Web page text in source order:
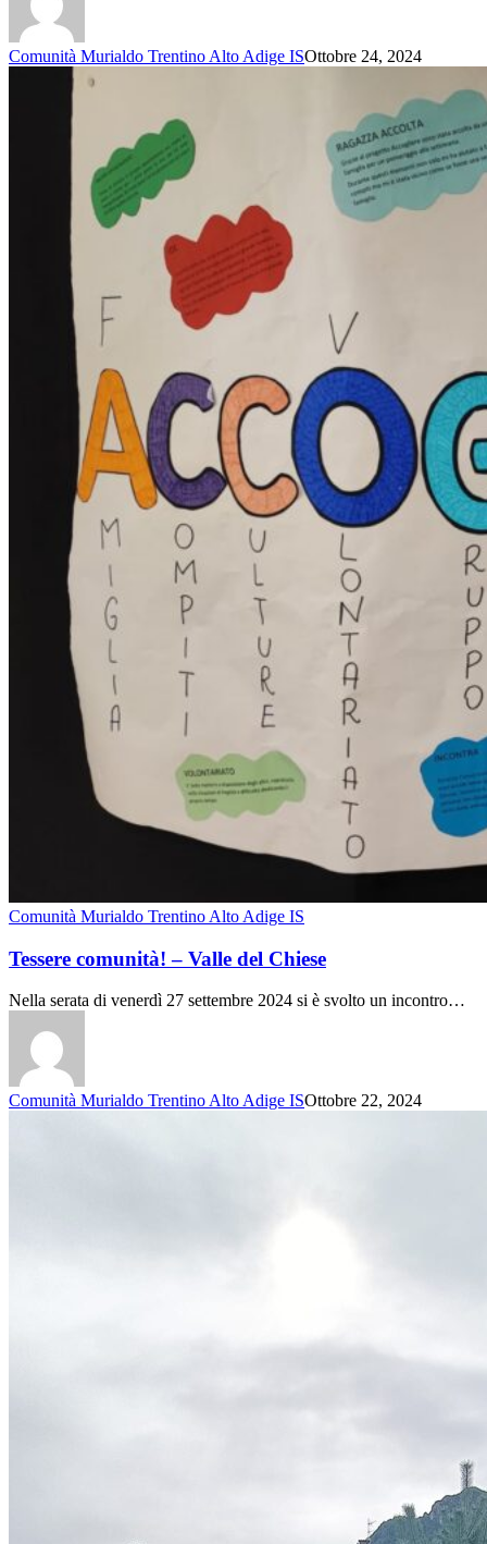
Comunità Murialdo Trentino Alto Adige ISOttobre 24, 2024
Comunità Murialdo Trentino Alto Adige IS
Tessere comunità! – Valle del Chiese
Nella serata di venerdì 27 settembre 2024 si è svolto un incontro…
Comunità Murialdo Trentino Alto Adige ISOttobre 22, 2024